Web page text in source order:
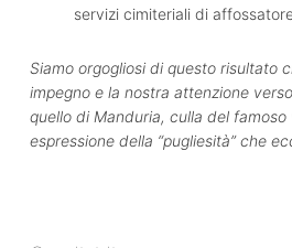
servizi cimiteriali di
Siamo orgogliosi di questo risultato
impegno e la nostra attenzione
quello di Manduria, culla del famoso
espressione della “pugliesità” che